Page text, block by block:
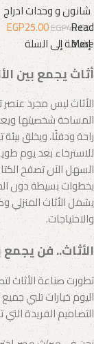
شانون و وحدات ادراج
EGP40.00
EGP25.00
إضافة إلى السلة
أثاث يجمع بين
الأثاث ليس مجرد
المساحة شخصيتها
راحة ودفئًا، ويخلق
للاسترخاء بعد يوم
السهل الآن تصفح
بخطوات بسيطة دون
يشمل الأثاث المنزلي
والاحتياجات.
الأثاث.. فن يجمع
تطورت صناعة الأثاث
اليوم خيارات تلبي
التصاميم الفريدة
Read
More